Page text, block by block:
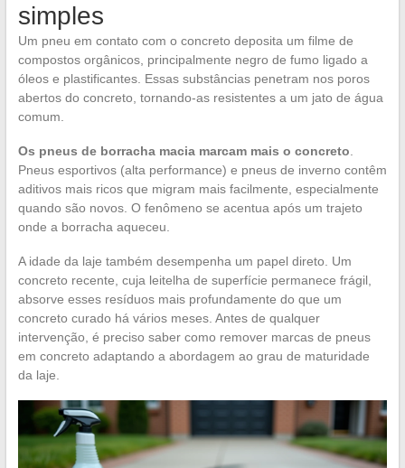
simples
Um pneu em contato com o concreto deposita um filme de
compostos orgânicos, principalmente negro de fumo ligado a
óleos e plastificantes. Essas substâncias penetram nos poros
abertos do concreto, tornando-as resistentes a um jato de água
comum.
Os pneus de borracha macia marcam mais o concreto
Pneus esportivos (alta performance) e pneus de inverno contêm
aditivos mais ricos que migram mais facilmente, especialmente
quando são novos. O fenômeno se acentua após um trajeto
onde a borracha aqueceu.
A idade da laje também desempenha um papel direto. Um
concreto recente, cuja leitelha de superfície permanece frágil,
absorve esses resíduos mais profundamente do que um
concreto curado há vários meses. Antes de qualquer
intervenção, é preciso saber como remover marcas de pneus
em concreto adaptando a abordagem ao grau de maturidade
da laje.